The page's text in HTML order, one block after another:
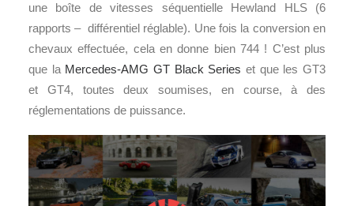
une boîte de vitesses séquentielle Hewland HLS (6
rapports – différentiel réglable). Une fois la conversion en
chevaux effectuée, cela en donne bien 744 ! C’est plus
que la Mercedes-AMG GT Black Series et que les GT3
et GT4, toutes deux soumises, en course, à des
réglementations de puissance.